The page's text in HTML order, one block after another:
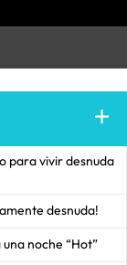
para vivir desnuda
desnuda!
noche “Hot”